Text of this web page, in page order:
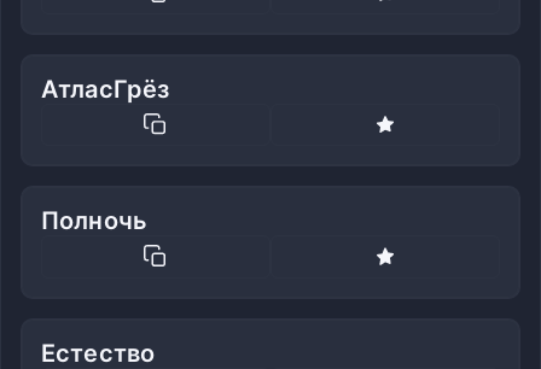
АтласГрёз
Полночь
Естество